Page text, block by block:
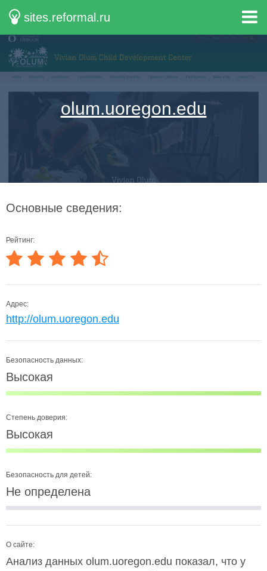
sites.reformal.ru
olum.uoregon.edu
Основные сведения:
Рейтинг:
Адрес:
http://olum.uoregon.edu
Безопасность данных:
Высокая
Степень доверия:
Высокая
Безопасность для детей:
Не определена
О сайте:
Анализ данных olum.uoregon.edu показал, что у